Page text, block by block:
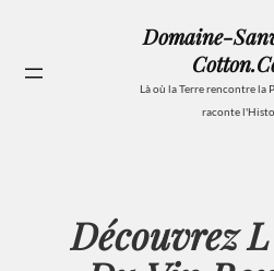
contenu
Domaine-
Là où la Terre rencontre la
raconte
Découvrez